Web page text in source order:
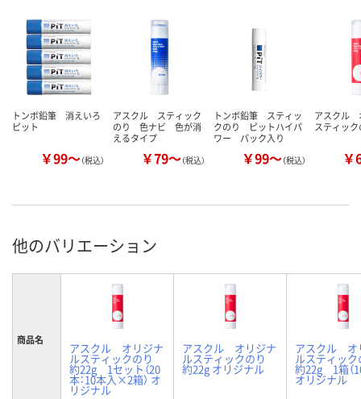
トンボ鉛筆 消えいろ
ピット
￥99～（税込）
アスクル スティック
のり 色ナビ 色が消
えるタイプ
￥79～（税込）
トンボ鉛筆 スティッ
クのり ピットハイパ
ワー パック入り
￥99～（税込）
アスクル
スティッ
￥
他のバリエーション
商品名
アスクル オリジナ
ルスティックのり
約22g 1セット（20
本：10本入×2箱） オ
リジナル
アスクル オリジナ
ルスティックのり
約22g オリジナル
アスクル オ
ルスティッ
約22g 1箱（
オリジナル